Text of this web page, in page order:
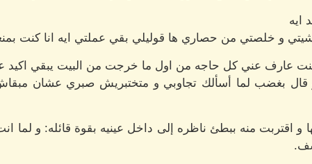
ايه
و خلصتي من حصاري ها قوليلي بقي عملتي ايه انا كنت
عارف عني كل حاجه من اول ما خرجت من البيت يبقي اكيد
بغضب لما أسألك تجاوبي و متختبريش صبري عشان مبقاش
و اقتربت منه ببطئ ناظره إلى داخل عينيه بقوة قائله: و لما